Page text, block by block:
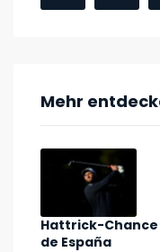
Mehr
Hattrick-Chance
de España